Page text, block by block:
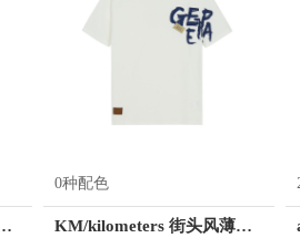
系列 铂金镶嵌红宝石耳钉
0种配色
KM/kilometers 街头风薄款印花短袖T恤 男女同款 M2X2108248